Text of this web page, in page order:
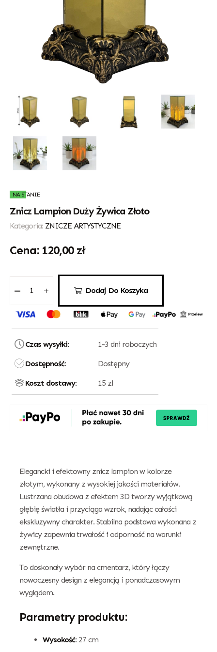
NA STANIE
Znicz Lampion Duży Żywica Złoto
Kategoria: ZNICZE ARTYSTYCZNE
120,00 zł
Dodaj Do Koszyka
Czas wysyłki: 1-3 dni roboczych
Dostępność: Dostępny
Koszt dostawy: 15 zl
Elegancki i efektowny znicz lampion w kolorze
złotym, wykonany z wysokiej jakości materiałów.
Lustrzana obudowa z efektem 3D tworzy wyjątkową
głębię światła i przyciąga wzrok, nadając całości
ekskluzywny charakter. Stabilna podstawa wykonana z
żywicy zapewnia trwałość i odporność na warunki
zewnętrzne.
To doskonały wybór na cmentarz, który łączy
nowoczesny design z elegancją i ponadczasowym
wyglądem.
Parametry produktu:
Wysokość: 27 cm